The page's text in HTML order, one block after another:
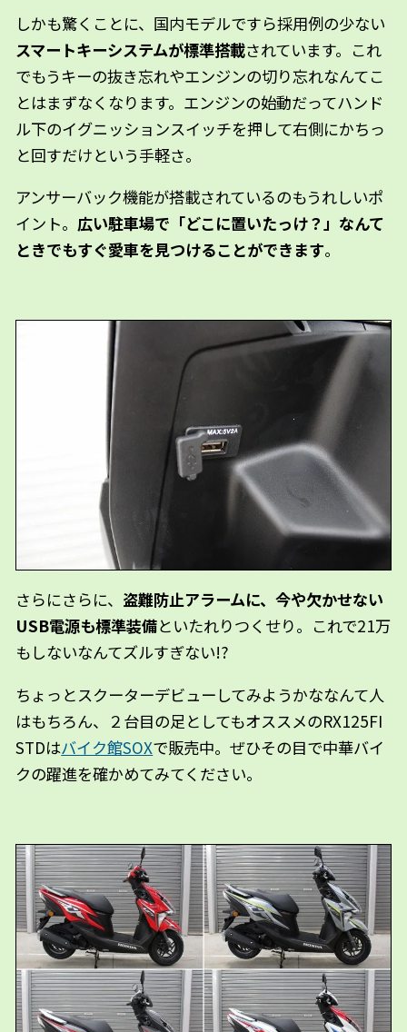
しかも驚くことに、国内モデルですら採用例の少ない
スマートキーシステムが標準搭載されています。これ
でもうキーの抜き忘れやエンジンの切り忘れなんてこ
とはまずなくなります。エンジンの始動だってハンド
ル下のイグニッションスイッチを押して右側にかちっ
と回すだけという手軽さ。
アンサーバック機能が搭載されているのもうれしいポ
イント。 広い駐車場で「どこに置いたっけ？」なんて
ときでもすぐ愛車を見つけることができます。
さらにさらに、 盗難防止アラームに、今や欠かせない
USB電源も標準装備といたれりつくせり。これで21万
もしないなんてズルすぎない!?
ちょっとスクーターデビューしてみようかななんて人
はもちろん、２台目の足としてもオススメのRX125FI
STDはバイク館SOXで販売中。ぜひその目で中華バイ
クの躍進を確かめてみてください。